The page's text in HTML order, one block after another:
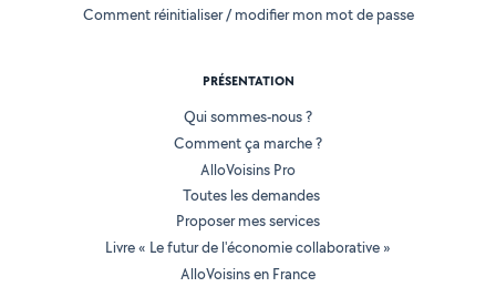
Comment réinitialiser / modifier mon mot de passe
PRÉSENTATION
Qui sommes-nous ?
Comment ça marche ?
AlloVoisins Pro
Toutes les demandes
Proposer mes services
Livre « Le futur de l'économie collaborative »
AlloVoisins en France